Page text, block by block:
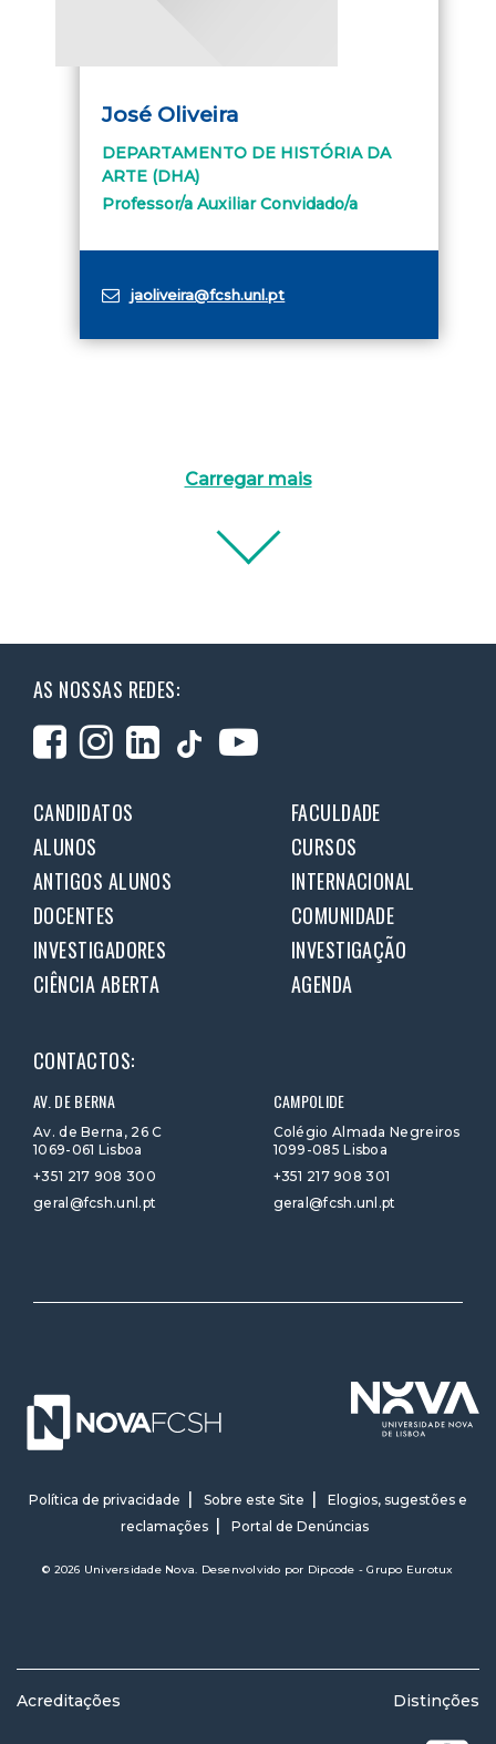
José Oliveira
DEPARTAMENTO DE HISTÓRIA DA
ARTE (DHA)
Professor/a Auxiliar Convidado/a
jaoliveira@fcsh.unl.pt
Carregar mais
AS NOSSAS REDES:
CANDIDATOS
FACULDADE
ALUNOS
CURSOS
ANTIGOS ALUNOS
INTERNACIONAL
DOCENTES
COMUNIDADE
INVESTIGADORES
INVESTIGAÇÃO
CIÊNCIA ABERTA
AGENDA
CONTACTOS:
AV. DE BERNA
Av. de Berna, 26 C
1069-061 Lisboa
+351 217 908 300
geral@fcsh.unl.pt
CAMPOLIDE
Colégio Almada Negreiros
1099-085 Lisboa
+351 217 908 301
geral@fcsh.unl.pt
Política de privacidade Sobre este Site
Elogios, sugestões e
reclamações
Portal de Denúncias
© 2026 Universidade Nova. Desenvolvido por Dipcode - Grupo Eurotux
Acreditações Distinções